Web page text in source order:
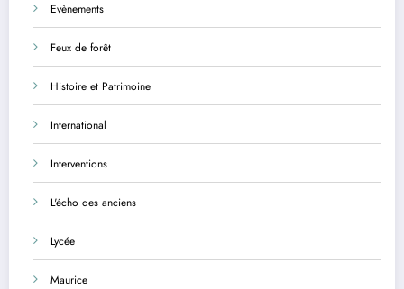
Evènements
Feux de forêt
Histoire et Patrimoine
International
Interventions
L'écho des anciens
Lycée
Maurice